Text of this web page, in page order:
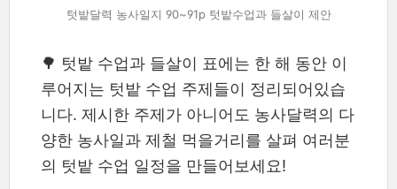
텃밭달력 농사일지 90~91p 텃밭수업과 들살이 제안
🌳 텃밭 수업과 들살이 표에는 한 해 동안 이
루어지는 텃밭 수업 주제들이 정리되어있습
니다. 제시한 주제가 아니어도 농사달력의 다
양한 농사일과 제철 먹을거리를 살펴 여러분
의 텃밭 수업 일정을 만들어보세요!